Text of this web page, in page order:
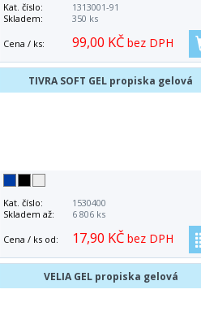
Kat. číslo:
1313001-91
Skladem:
350 ks
Cena / ks: 99,00 KČ bez DPH
TIVRA SOFT GEL propiska gelová
Kat. číslo:
1530400
Skladem až:
6 806 ks
Cena / ks od: 17,90 KČ bez DPH
VELIA GEL propiska gelová